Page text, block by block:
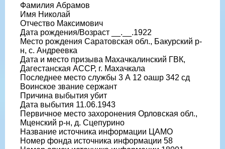
Фамилия Абрамов
Имя Николай
Отчество Максимович
Дата рождения/Возраст __.__.1922
Место рождения Саратовская обл., Бакурский р-
н, с. Андреевка
Дата и место призыва Махачкалинский ГВК,
Дагестанская АССР, г. Махачкала
Последнее место службы 3 А 12 оашр 342 сд
Воинское звание сержант
Причина выбытия убит
Дата выбытия 11.06.1943
Первичное место захоронения Орловская обл.,
Мценский р-н, д. Сцепурино
Название источника информации ЦАМО
Номер фонда источника информации 58